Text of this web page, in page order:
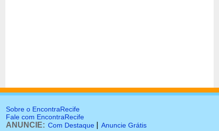
Sobre o EncontraRecife
Fale com EncontraRecife
ANUNCIE: Com Destaque Anuncie Grátis